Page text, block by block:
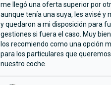
me llegó una oferta superior por
aunque tenía una suya, les avisé y
y quedaron a mi disposición para
gestiones si fuera el caso. Muy
los recomiendo como una opción
para los particulares que
nuestro coche.